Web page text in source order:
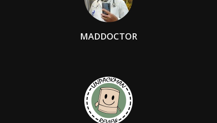
MADDOCTOR